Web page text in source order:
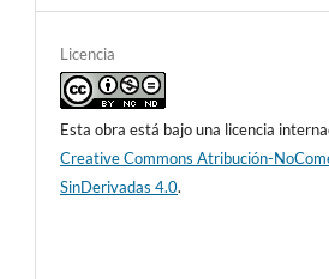
Licencia
Esta obra está bajo una licencia
Creative Commons Atribución-
SinDerivadas 4.0.